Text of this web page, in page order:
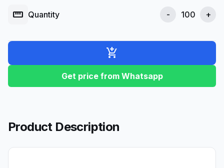
straighten Quantity - +
add_shopping_cart
Get price from Whatsapp
Product Description